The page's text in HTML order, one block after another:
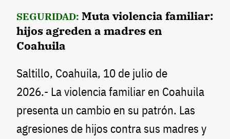
SEGURIDAD: Muta violencia familiar:
hijos agreden a madres en
Coahuila
Saltillo, Coahuila, 10 de julio de
2026.- La violencia familiar en Coahuila
presenta un cambio en su patrón. Las
agresiones de hijos contra sus madres y